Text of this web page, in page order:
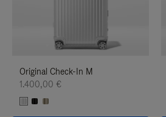
Original Check-In M
1.400,00 €